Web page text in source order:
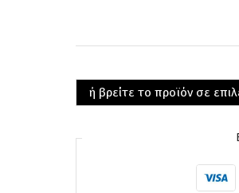
ή βρείτε το προϊόν σε